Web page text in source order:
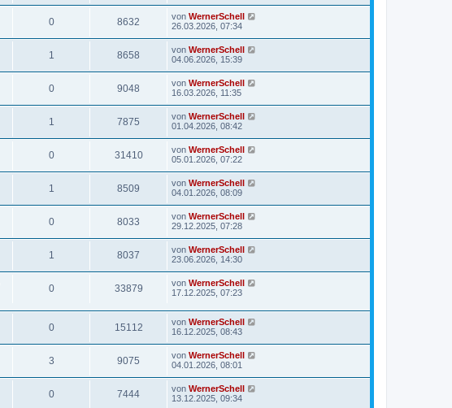
0 8632 von WernerSchell
26.03.2026, 07:34
1 8658 von WernerSchell
04.06.2026, 15:39
0 9048 von WernerSchell
16.03.2026, 11:35
1 7875 von WernerSchell
01.04.2026, 08:42
0 31410 von WernerSchell
05.01.2026, 07:22
1 8509 von WernerSchell
04.01.2026, 08:09
0 8033 von WernerSchell
29.12.2025, 07:28
1 8037 von WernerSchell
23.06.2026, 14:30
0 33879 von WernerSchell
17.12.2025, 07:23
0 15112 von WernerSchell
16.12.2025, 08:43
3 9075 von WernerSchell
04.01.2026, 08:01
0 7444 von WernerSchell
13.12.2025, 09:34